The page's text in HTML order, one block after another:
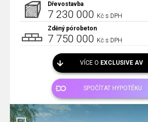
Dřevostavba
7 230 000 Kč s DPH
Zděný pórobeton
7 750 000 Kč s DPH
VÍCE O EXCLUSIVE AV
SPOČÍTAT HYPOTÉKU